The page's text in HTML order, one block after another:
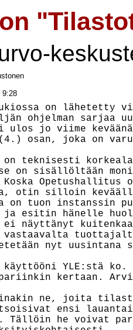
9:28
mitään tarkoitushakuista
tilastotieteen mollaamista.

Vaikka itsekin olen matemaatikko, olen kauan ollut sitä mieltä, että
tilastollista ajattelua, ennen kaikkea tilastojen ja tilastokuvien
tulkintaa tulisi opettaa kouluissa yläasteilla ja lukioissa yhteisenä
ja yleisenä kansalaistaitona eikä pelkästään matematiikan tunneilla.

Käyn nyt läpi tärkeimmät yksityiskohdat ja yritän selittää,
mikä on mennyt pieleen ja myös ehdottaa, mitä voitaisiin panna tilalle.

Kellotukset osoittavat, mitä kohtaa ohjelmassa käsittelen.

00'00 Etälukio

00'06 Matematiikka, Tilastot, osa 4.

00'26:
Yritys "opettaa kansalle", ettei saisi puhua keskivertoilmaisuilla
(esim. "keskiarvoihminen" pro "keskivertoihminen") on tarpeetonta
ja tahattoman huvittavaa.
Kun ohjelmassa sanotaan, että "matematiikassa määritellään" keskiverto
tietyllä kaavalla (havaintoarvojen tulon n. juuri, kun havaintomäärä
on n), se on nimellisesti totta joidenkin oppikirjojen mukaan.
Termi "keskiverto" on kuitenkin käsitykseni mukaan puhtaasti
suomalainen keksintö enkä tiedä, kuka oli se onneton, joka aikoinaan
halusi omia tälle sanalle tuon erikoismerkityksen.
Keskiverto on kielemme yleissanoja (kts. Nykysuomen sanakirja), eikä
tätä tosiasiaa muuta juontajan toteamus: "Keskiverrolle on varattu jo
tietty merkitys"!
Keskivertoa vastaavaa sanaa ei liene esim. englannin- tai saksan-
kielessä. Parempi ilmaisu on "geometrinen keskiarvo" (esim. englanniksi
"geometric mean"), jota nykyisin myös suomenkielisissä oppikirjoissa
käytetään.

Geometrisen keskiarvon mielekäs käyttöalue rajoittuu eksponentiaalista
kasvua tai vähenemistä (likimain) kuvaavien aineistojen tarkasteluun.
Kun esim. aritmeettisessa jonossa
   1 2 3 4 5 6 7
(aritmeettinen) keskiarvo 4 on "oikea keskiluku" niin vastaavasti
geometrisesti kasvavassa jonossa
   1  2  4  8 16 32 64
geometrinen keskiarvo 8 on "oikea keskiluku" (keskimmäinen).
Aritmeettinen keskiarvo 127/7=18.14 kuvaa siinä tilannetta heikommin.

"Geometrinen keskiarvo" juontanee sitäpaitsi juurensa geometriasta
siten, että suorakulmaisessa kolmiossa ABC

             C                   kulma ACB siis suora
            /|  \
           / |      \
          /  |h         \
         /   |              \
        /    |                  \
       A-----D-------------------B
          x          y

korkeusjanan CD pituus h on (osakolmioiden yhdenmuotoisuuden ansiosta)
sama kuin janojen x (AD) ja y (DB) pituuksien geometrinen keskiarvo,
sillä verrannosta h:x=y:h seuraa välittömästi h=sqrt(x*y).
Saattaapa olla, että tuo suomenkielessä kummitellut "keskiverto" on
lähtöisin tältä "sylttytehtaalta", koska verrannollisuudestahan siinä
on kysymys.

Kun sitten ohjelmassa käsitellään keskilukuja, ei kiinnitetä
mitään huomiota siihen, millä edellytyksillä kutakin niistä
(keskiarvo, geometrinen keskiarvo, mediaani, moodi) sopii käyttää.
Sen asemasta, että kulutetaan aikaa melkein 4 minuuttia tarpeettomaan
"keskiarvo pro keskiverto"-pohdintaan, olisi tullut kiinnittää huomiota
mittaamisen tasoon eli siihen, minkälaatuista tietoa aineistossa olevat
luvut oikeastaan tarjoavat.
Se, että jonkin ilmiön kuvaus on pystytty esittämään joukkona
lukuja, ei vielä oikeuta ilman muuta tekemään mitä tahansa
(tilastollisia) laskutoimituksia. Eri menettelyjen (tässä tapauksessa
keskilukujen laskemiset) riippuvat olennaisesti mitta-